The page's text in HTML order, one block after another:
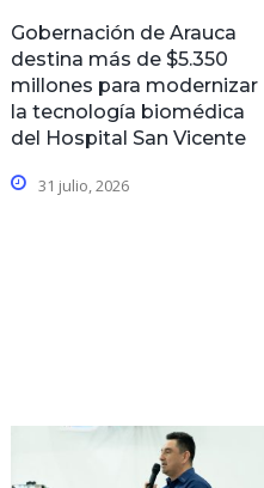
Gobernación de Arauca
destina más de $5.350
millones para modernizar
la tecnología biomédica
del Hospital San Vicente
31 julio, 2026